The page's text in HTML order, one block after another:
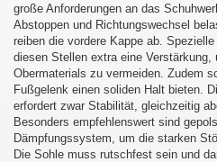
große Anforderungen an das
Abstoppen und Richtungswechsel
reiben die vordere Kappe ab.
diesen Stellen extra eine Verstärkung,
Obermaterials zu vermeiden. Zudem
Fußgelenk einen soliden Halt bieten.
erfordert zwar Stabilität, gleichzeitig
Besonders empfehlenswert sind
Dämpfungssystem, um die starken
Die Sohle muss rutschfest sein und